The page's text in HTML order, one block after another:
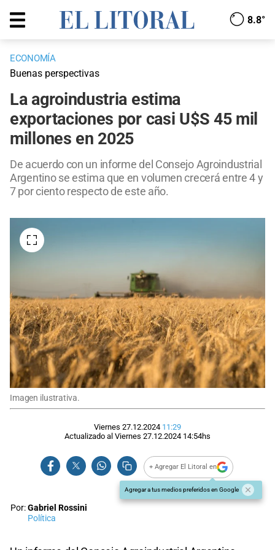
8.8°
ECONOMÍA
Buenas perspectivas
La agroindustria estima
exportaciones por casi U$S 45 mil
millones en 2025
De acuerdo con un informe del Consejo Agroindustrial
Argentino se estima que en volumen crecerá entre 4 y
7 por ciento respecto de este año.
Imagen ilustrativa.
Viernes 27.12.2024 11:29
Actualizado al Viernes 27.12.2024 14:54hs
+ Agregar El Litoral en
Agregar a tus medios preferidos en Google
Por:Gabriel Rossini
Política